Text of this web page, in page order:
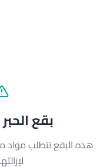
بقع
هذه البقع تتطلب